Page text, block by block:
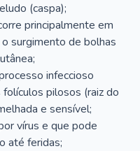
(caspa);
principalmente em
surgimento de bolhas
infeccioso
pilosos (raiz do
e sensível;
vírus e que pode
até feridas;